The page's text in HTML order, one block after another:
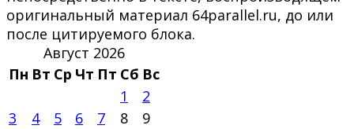
оригинальный материал 64parallel.ru, до или
после цитируемого блока.
Август 2026
Пн Вт Ср Чт Пт Сб Вс
1
2
3
4 5 6 7 8
9